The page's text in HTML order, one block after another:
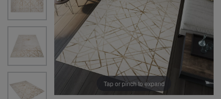
Tap or pinch to expand